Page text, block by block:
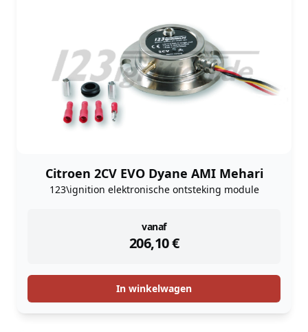
Citroen 2CV EVO Dyane AMI Mehari
123\ignition elektronische ontsteking module
vanaf
206,10€
instock
In winkelwagen